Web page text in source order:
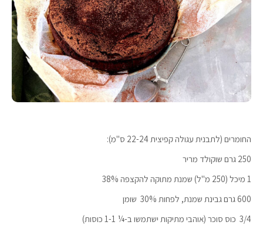
החומרים (לתבנית עגולה קפיצית 22-24 ס"מ):
250 גרם שוקולד מריר
1 מיכל (250 מ"ל) שמנת מתוקה להקצפה 38%
600 גרם גבינת שמנת, לפחות 30% שומן
3/4 כוס סוכר (אוהבי מתיקות ישתמשו ב-¼ 1-1 כוסות)